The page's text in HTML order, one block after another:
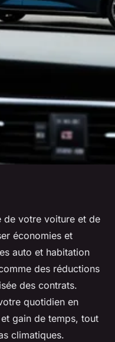
pour
de votre voiture et de
économies et
auto et habitation
des réductions
des contrats.
quotidien en
gain de temps, tout
climatiques.